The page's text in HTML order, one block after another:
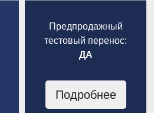
Предпродажный
тестовый перенос:
ДА
Подробнее